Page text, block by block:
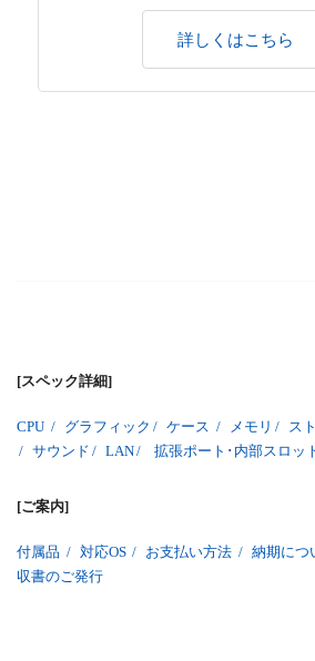
詳しくはこちら
[スペック詳細]
CPU / グラフィック / ケース / メモリ / ス
/ サウンド / LAN/ 拡張ポート･内部スロッ
[ご案内]
付属品 / 対応OS / お支払い方法 / 納期につ
収書のご発行